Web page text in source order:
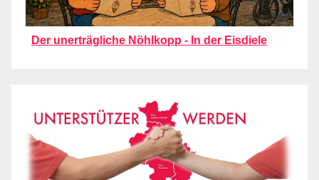
Der unerträgliche Nöhlkopp - In der Eisdiele